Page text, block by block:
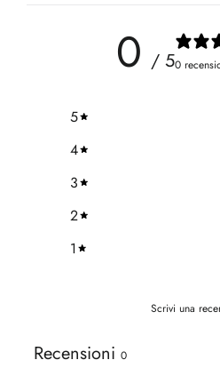
0 / 50
5
4
3
2
1
Scrivi una
Recensioni 0